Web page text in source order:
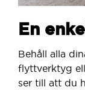
En
Behåll alla
flyttverktyg
ser till att du